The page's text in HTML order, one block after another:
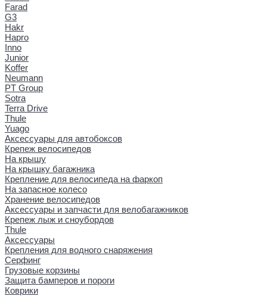
Farad
G3
Hakr
Hapro
Inno
Junior
Koffer
Neumann
PT Group
Sotra
Terra Drive
Thule
Yuago
Аксессуары для автобоксов
Крепеж велосипедов
На крышу
На крышку багажника
Крепление для велосипеда на фаркоп
На запасное колесо
Хранение велосипедов
Аксессуары и запчасти для велобагажников
Крепеж лыж и сноубордов
Thule
Аксессуары
Крепления для водного снаряжения
Серфинг
Грузовые корзины
Защита бамперов и пороги
Коврики